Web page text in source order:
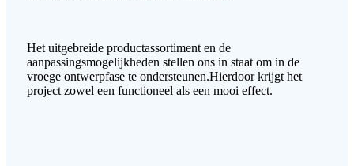
Het uitgebreide productassortiment en de
aanpassingsmogelijkheden stellen ons in staat om in de
vroege ontwerpfase te ondersteunen.Hierdoor krijgt het
project zowel een functioneel als een mooi effect.